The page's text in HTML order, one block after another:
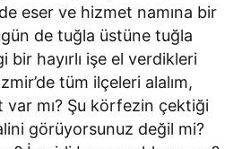
eser ve hizmet namına bir
de tuğla üstüne tuğla
bir hayırlı işe el verdikleri
tüm ilçeleri alalım,
var mı? Şu körfezin çektiği
görüyorsunuz değil mi?